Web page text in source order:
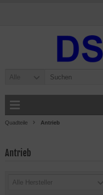
Alle
Quadteile Antrieb
Antrieb
Alle Hersteller